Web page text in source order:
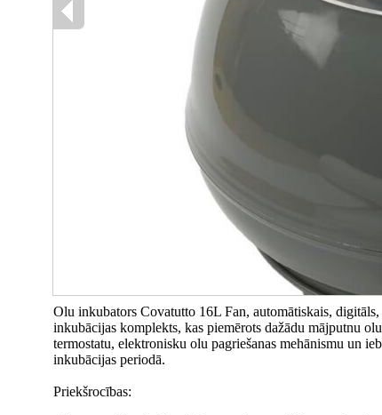
Olu inkubators Covatutto 16L Fan, automātiskais,
inkubācijas komplekts, kas piemērots dažādu mājputnu
termostatu, elektronisku olu pagriešanas mehānismu un
inkubācijas periodā.
Priekšrocības: